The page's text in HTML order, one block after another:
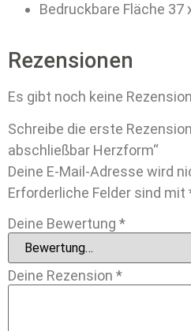
Bedruckbare Fläche 37
Rezensionen
Es gibt noch keine
Schreibe die erste
abschließbar Herzform“
Deine E-Mail-Adresse wird
Erforderliche Felder sind mit
Deine Bewertung *
Deine Rezension *